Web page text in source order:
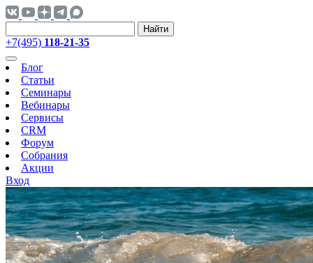
Найти
+7(495) 118-21-35
Блог
Статьи
Семинары
Вебинары
Сервисы
CRM
Форум
Собрания
Акции
Вход